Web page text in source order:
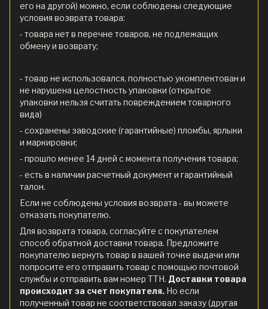
его на другой) можно, если соблюдены следующие
условия возврата товара:
- товара нет в перечне товаров, не подлежащих
обмену и возврату;
- товар не использовался, полностью укомплектован и
не нарушена целостность упаковки (открытое
упаковки нельзя считать повреждением товарного
вида)
- сохранены заводские (гарантийные) пломбы, ярлыки
и маркировки;
- прошло менее 14 дней с момента получения товара;
- есть в наличии расчетный документ и гарантийный
талон.
Если не соблюдены условия возврата - вы можете
отказать покупателю.
Для возврата товара, согласуйте с покупателем
способ обратной доставки товара. Предложите
покупателю вернуть товар в вашей точке выдачи или
попросите его отправить товар с помощью почтовой
службы и отправить вам номер ТТН. Доставки товара
происходит за счет покупателя. Но если
полученный товар не соответствовал заказу (другая